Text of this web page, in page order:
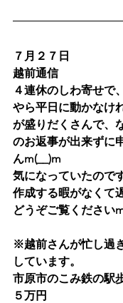
７月２７日
越前通信
４連休のしわ寄せで
やら平日に動かなけ
が盛りだくさんで、
のお返事が出来ずに
んm(__)m
気になっていたので
作成する暇がなくて
どうぞご覧ください
※越前さんが忙し過
しています。
市原市のこみ鉄の駅
５万円